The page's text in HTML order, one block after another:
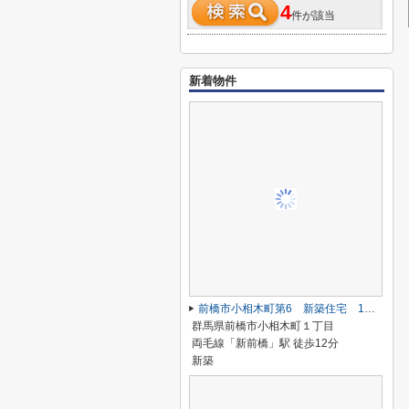
4件が該当
新着物件
前橋市小相木町第6 新築住宅 1号棟
群馬県前橋市小相木町１丁目
両毛線「新前橋」駅 徒歩12分
新築